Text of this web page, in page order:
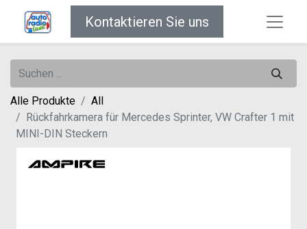
Kontaktieren Sie uns
Alle Produkte
All
Rückfahrkamera für Mercedes Sprinter, VW Crafter 1 mit
MINI-DIN Steckern